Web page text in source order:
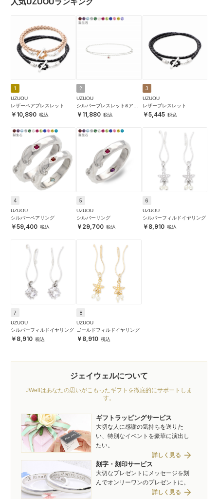
人気UZUOUランキング
1
UZUOU
レザーペアブレスレット
10,890
2
UZUOU
シルバーブレスレット&アン
クレット
11,880
3
UZUOU
レザーブレスレット
5,445
4
UZUOU
シルバーペアリング
59,400
5
UZUOU
シルバーリング
29,700
6
UZUOU
シルバーフィルドイヤリング
8,910
7
UZUOU
シルバーフィルドイヤリング
8,910
8
UZUOU
ゴールドフィルドイヤリング
8,910
ジェイウェルについて
JWellはあなたの思いがこもったギフトを徹底的にサポートしま
す。
ギフトラッピングサービス
大切な人に感謝の気持ちを送りた
い、特別なイベントを豪華に演出し
たい。
詳しく見る arrow_forward
刻字・刻印サービス
大切なプレゼントにメッセージを刻
んでオンリーワンのプレゼントに。
詳しく見る arrow_forward